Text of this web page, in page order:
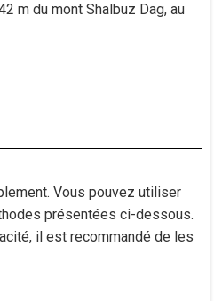
m du mont Shalbuz Dag, au
Vous pouvez utiliser
présentées ci-dessous.
il est recommandé de les